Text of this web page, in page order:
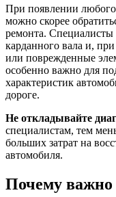
При появлении любого
можно скорее
ремонта.
карданного вала и,
или поврежденные
особенно важно для
характеристик
дороге.
Не откладывайте
специалистам, тем
больших затрат на
автомобиля.
Почему важно